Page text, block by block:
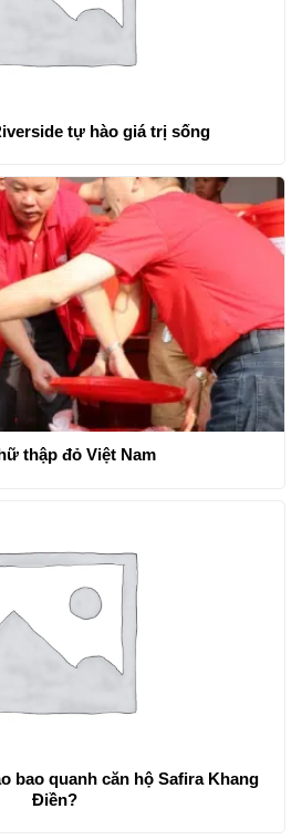
tự hào giá trị sống
thập đỏ Việt Nam
bao quanh căn hộ Safira Khang
Điền?